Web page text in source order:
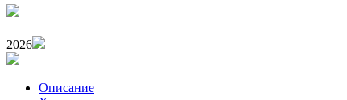
2026
Описание